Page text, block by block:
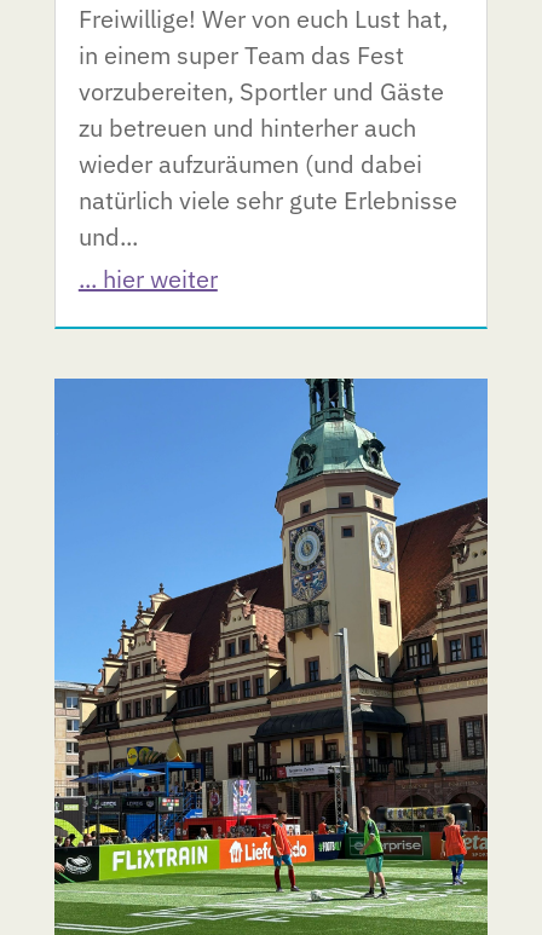
Freiwillige! Wer von euch Lust hat,
in einem super Team das Fest
vorzubereiten, Sportler und Gäste
zu betreuen und hinterher auch
wieder aufzuräumen (und dabei
natürlich viele sehr gute Erlebnisse
und...
... hier weiter